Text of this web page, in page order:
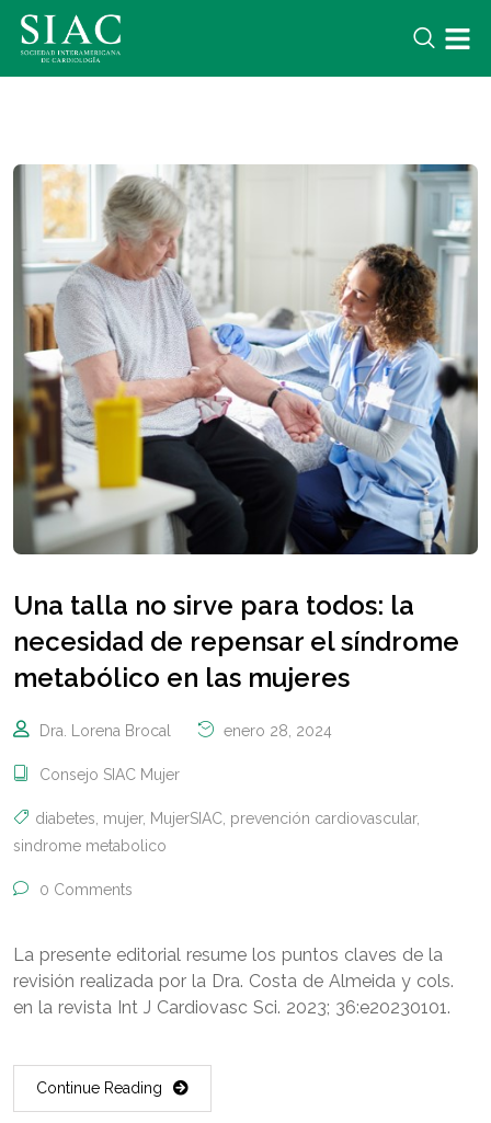
Una talla no sirve para todos: la
necesidad de repensar el síndrome
metabólico en las mujeres
Dra. Lorena Brocal enero 28, 2024
Consejo SIAC Mujer
diabetes mujer, MujerSIAC prevención cardiovascular,
sindrome metabolico
0 Comments
La presente editorial resume los puntos claves de la
revisión realizada por la Dra. Costa de Almeida y cols.
en la revista Int J Cardiovasc Sci. 2023; 36:e20230101.
Continue Reading